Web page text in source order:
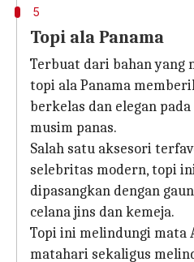
5
Topi ala Panama
Terbuat dari bahan yang
topi ala Panama
berkelas dan elegan
musim panas.
Salah satu aksesori
selebritas modern, topi
dipasangkan dengan
celana jins dan kemeja.
Topi ini melindungi mata
matahari sekaligus